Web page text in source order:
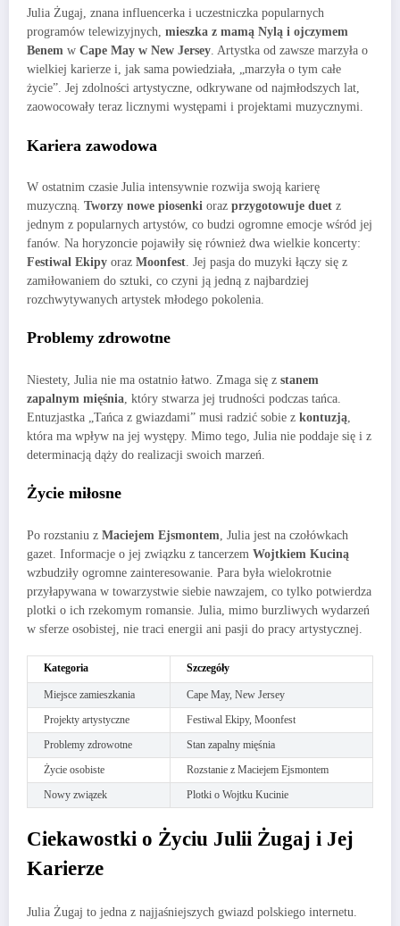
Julia Żugaj, znana influencerka i uczestniczka popularnych
programów telewizyjnych, mieszka z mamą Nylą i ojczymem
Benem w Cape May w New Jersey. Artystka od zawsze marzyła o
wielkiej karierze i, jak sama powiedziała, „marzyła o tym całe
życie”. Jej zdolności artystyczne, odkrywane od najmłodszych lat,
zaowocowały teraz licznymi występami i projektami muzycznymi.
Kariera zawodowa
W ostatnim czasie Julia intensywnie rozwija swoją karierę
muzyczną. Tworzy nowe piosenki oraz przygotowuje duet z
jednym z popularnych artystów, co budzi ogromne emocje wśród jej
fanów. Na horyzoncie pojawiły się również dwa wielkie koncerty:
Festiwal Ekipy oraz Moonfest. Jej pasja do muzyki łączy się z
zamiłowaniem do sztuki, co czyni ją jedną z najbardziej
rozchwytywanych artystek młodego pokolenia.
Problemy zdrowotne
Niestety, Julia nie ma ostatnio łatwo. Zmaga się z stanem
zapalnym mięśnia , który stwarza jej trudności podczas tańca.
Entuzjastka „Tańca z gwiazdami” musi radzić sobie z kontuzją
która ma wpływ na jej występy. Mimo tego, Julia nie poddaje się i z
determinacją dąży do realizacji swoich marzeń.
Życie miłosne
Po rozstaniu z Maciejem Ejsmontem , Julia jest na czołówkach
gazet. Informacje o jej związku z tancerzem Wojtkiem Kuciną
wzbudziły ogromne zainteresowanie. Para była wielokrotnie
przyłapywana w towarzystwie siebie nawzajem, co tylko potwierdza
plotki o ich rzekomym romansie. Julia, mimo burzliwych wydarzeń
w sferze osobistej, nie traci energii ani pasji do pracy artystycznej.
Kategoria Szczegóły
Miejsce zamieszkania
Cape May, New Jersey
Projekty artystyczne
Festiwal Ekipy, Moonfest
Problemy zdrowotne
Stan zapalny mięśnia
Życie osobiste
Rozstanie z Maciejem Ejsmontem
Nowy związek
Plotki o Wojtku Kucinie
Ciekawostki o Życiu Julii Żugaj i Jej
Karierze
Julia Żugaj to jedna z najjaśniejszych gwiazd polskiego internetu.